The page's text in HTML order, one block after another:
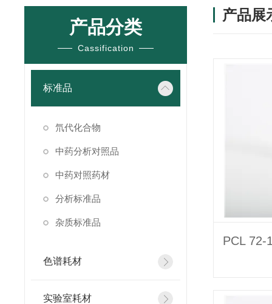
产品分类
Cassification
标准品
氘代化合物
中药分析对照品
中药对照药材
分析标准品
杂质标准品
色谱耗材
实验室耗材
产品展